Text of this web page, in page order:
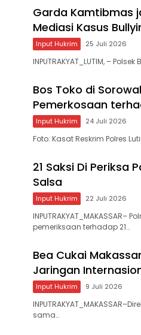
Garda Kamtibmas
Mediasi Kasus
Input Hukrim 25 Juli 2026
INPUTRAKYAT_LUTIM, –
Bos Toko di
Pemerkosaan
Input Hukrim 24 Juli 2026
Foto: Kasat Reskrim Polres
21 Saksi Di Periksa
Salsa
Input Hukrim 22 Juli 2026
INPUTRAKYAT_MAKASSAR–
pemeriksaan terhadap 21…
Bea Cukai
Jaringan
Input Hukrim 9 Juli 2026
sama…